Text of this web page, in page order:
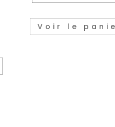
Voir le